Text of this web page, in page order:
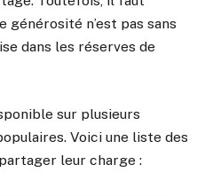
générosité n’est pas sans
dans les réserves de
sur plusieurs
Voici une liste des
leur charge :